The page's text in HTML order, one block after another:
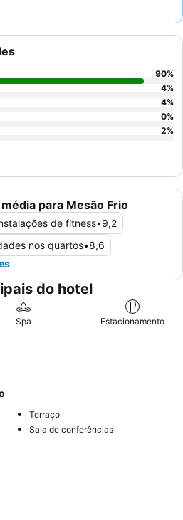
funcionários, que criam um
almoço
do Porto de cortesia. Para a melhor
solicitar um quarto com
as deslumbrantes vistas
para Mesão Frio
de fitness•9,2
nos quartos•8,6
90%
4%
4%
0%
2%
do hotel
Spa Estacionamento
Terraço
Sala de conferências